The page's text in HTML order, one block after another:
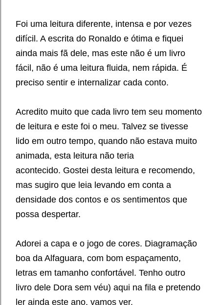
Foi uma leitura diferente, intensa e por vezes
difícil. A escrita do Ronaldo e ótima e fiquei
ainda mais fã dele, mas este não é um livro
fácil, não é uma leitura fluida, nem rápida. É
preciso sentir e internalizar cada conto.
Acredito muito que cada livro tem seu momento
de leitura e este foi o meu. Talvez se tivesse
lido em outro tempo, quando não estava muito
animada, esta leitura não teria
acontecido. Gostei desta leitura e recomendo,
mas sugiro que leia levando em conta a
densidade dos contos e os sentimentos que
possa despertar.
Adorei a capa e o jogo de cores. Diagramação
boa da Alfaguara, com bom espaçamento,
letras em tamanho confortável. Tenho outro
livro dele Dora sem véu) aqui na fila e pretendo
ler ainda este ano, vamos ver.